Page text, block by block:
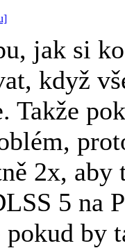
jak si
když
Takže
2x,
5 na
pokud by